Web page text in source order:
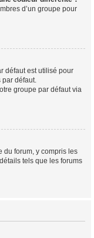
d’un groupe pour
défaut est utilisé pour
par défaut.
groupe par défaut via
du forum, y compris les
tels que les forums